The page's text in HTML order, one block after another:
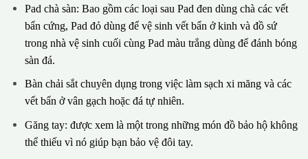
Pad chà sàn: Bao gồm các loại sau Pad đen dùng chà các vết
bẩn cứng, Pad đỏ dùng để vệ sinh vết bẩn ở kinh và đồ sứ
trong nhà vệ sinh cuối cùng Pad màu trắng dùng để đánh bóng
sàn đá.
Bàn chải sắt chuyên dụng trong việc làm sạch xi măng và các
vết bẩn ở vân gạch hoặc đá tự nhiên.
Găng tay: được xem là một trong những món đồ bảo hộ không
thể thiếu vì nó giúp bạn bảo vệ đôi tay.